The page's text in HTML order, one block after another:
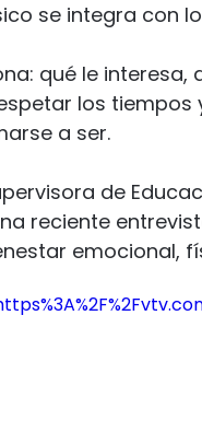
Fitness
se integra con
qué le interesa,
los tiempos
a ser.
de
reciente
emocional,